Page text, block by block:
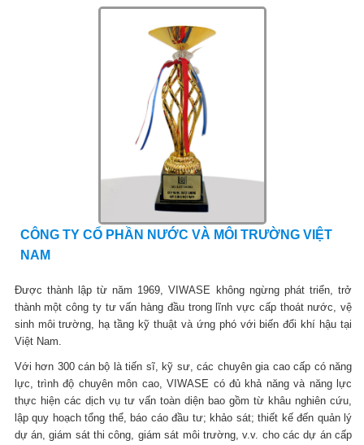
CÔNG TY CỔ PHẦN NƯỚC VÀ MÔI TRƯỜNG VIỆT
NAM
Được thành lập từ năm 1969, VIWASE không ngừng phát triển, trở
thành một công ty tư vấn hàng đầu trong lĩnh vực cấp thoát nước, vệ
sinh môi trường, hạ tầng kỹ thuật và ứng phó với biến đổi khí hậu tại
Việt Nam.
Với hơn 300 cán bộ là tiến sĩ, kỹ sư, các chuyên gia cao cấp có năng
lực, trình độ chuyên môn cao, VIWASE có đủ khả năng và năng lực
thực hiện các dịch vụ tư vấn toàn diện bao gồm từ khâu nghiên cứu,
lập quy hoạch tổng thể, báo cáo đầu tư; khảo sát; thiết kế đến quản lý
dự án, giám sát thi công, giám sát môi trường, v.v. cho các dự án cấp